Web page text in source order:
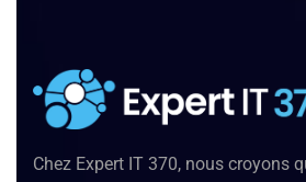
Chez Expert IT 370, nous croyons